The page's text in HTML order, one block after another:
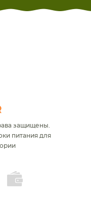
защищены.
питания для